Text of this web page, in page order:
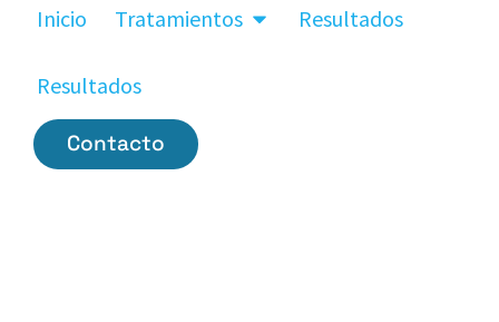
Inicio Tratamientos Resultados
Resultados
Contacto